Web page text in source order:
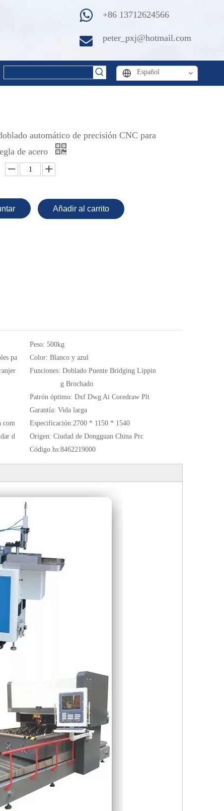
+86 13712624566
peter_pxj@hotmail.com
Español
automático de precisión CNC para
de acero
Añadir al carrito
Peso: 500kg
pa
Color: Blanco y azul
Funciones: Doblado Puente Bridging Lippin
g Brochado
Patrón óptimo: Dxf Dwg Ai Coredraw Plt
Garantía: Vida larga
com
d
Especificación:2700 * 1150 * 1540
Origen: Ciudad de Dongguan China Prc
Código hs:8462219000